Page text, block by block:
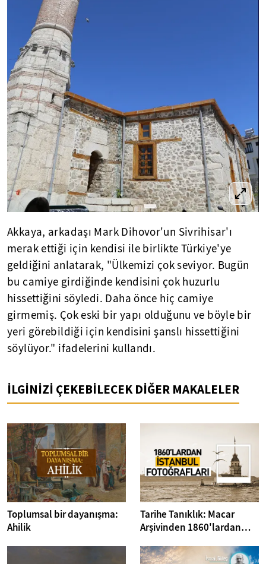
Akkaya, arkadaşı Mark Dihovor'un Sivrihisar'ı
merak ettiği için kendisi ile birlikte Türkiye'ye
geldiğini anlatarak, "Ülkemizi çok seviyor. Bugün
bu camiye girdiğinde kendisini çok huzurlu
hissettiğini söyledi. Daha önce hiç camiye
girmemiş. Çok eski bir yapı olduğunu ve böyle bir
yeri görebildiği için kendisini şanslı hissettiğini
söylüyor." ifadelerini kullandı.
İLGİNİZİ ÇEKEBİLECEK DİĞER MAKALELER
Toplumsal bir dayanışma:
Ahilik
Tarihe Tanıklık: Macar
Arşivinden 1860'lardan